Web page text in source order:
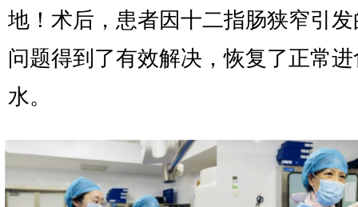
地！术后，患者因十二指肠狭窄引
问题得到了有效解决，恢复了正常
水。